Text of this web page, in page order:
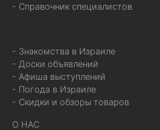
- Справочник специалистов
- Знакомства в Израиле
- Доски объявлений
- Афиша выступлений
- Погода в Израиле
- Скидки и обзоры товаров
О НАС